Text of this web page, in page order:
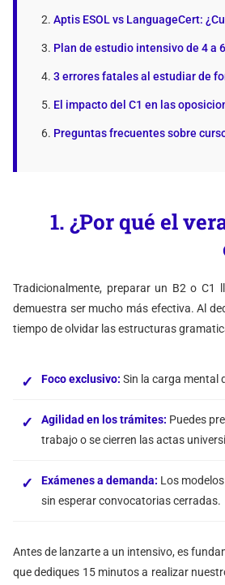
Aptis ESOL vs LanguageCert:
Plan de estudio intensivo de 4 a
3 errores fatales al estudiar de
El impacto del C1 en las
Preguntas frecuentes sobre
1. ¿Por qué el
Tradicionalmente, preparar un B2 o C1
demuestra ser mucho más efectiva. Al
tiempo de olvidar las estructuras
Foco exclusivo: Sin la carga mental
Agilidad en los trámites: Puedes
trabajo o se cierren las actas
Exámenes a demanda: Los
sin esperar convocatorias cerradas.
Antes de lanzarte a un intensivo, es
que dediques 15 minutos a realizar